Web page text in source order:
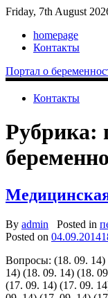
Friday, 7th August
homepage
Контакты
Портал о
Контакты
Рубрика:
By admin Posted in
Posted on 04.09.2014
Вопросы: (18. 09. 14)
14) (18. 09. 14) (18.
(17. 09. 14) (17. 09.